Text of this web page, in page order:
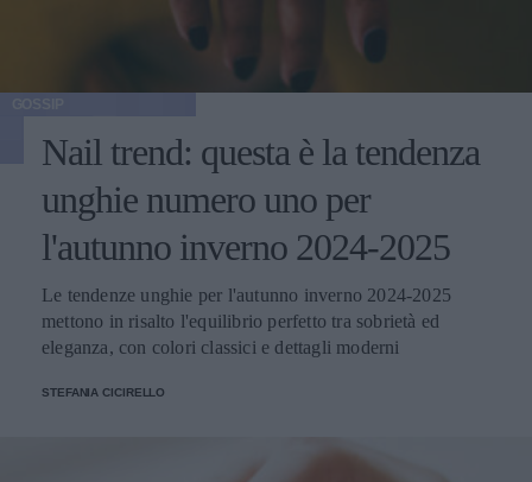
Nail trend: questa è la tendenza
unghie numero uno per
l'autunno inverno 2024-2025
Le tendenze unghie per l'autunno inverno 2024-2025
mettono in risalto l'equilibrio perfetto tra sobrietà ed
eleganza, con colori classici e dettagli moderni
STEFANIA CICIRELLO